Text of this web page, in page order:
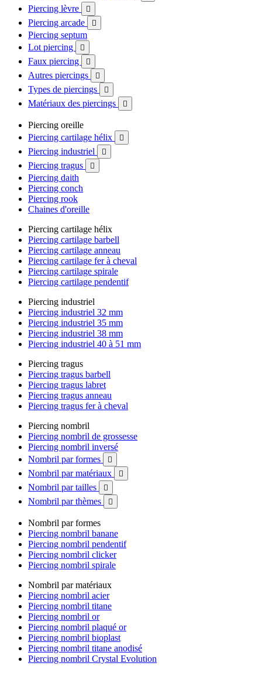
Piercing lèvre 
Piercing arcade 
Piercing septum
Lot piercing

Faux piercing 
Autres piercings 
Types de piercings 
Matériaux des piercings 
Piercing oreille
Piercing cartilage hélix

Piercing industriel 
Piercing tragus 
Piercing daith
Piercing conch
Piercing rook
Chaines d'oreille
Piercing cartilage hélix
Piercing cartilage barbell
Piercing cartilage anneau
Piercing cartilage fer à cheval
Piercing cartilage spirale
Piercing cartilage pendentif
Piercing industriel
Piercing industriel 32 mm
Piercing industriel 35 mm
Piercing industriel 38 mm
Piercing industriel 40 à 51 mm
Piercing tragus
Piercing tragus barbell
Piercing tragus labret
Piercing tragus anneau
Piercing tragus fer à cheval
Piercing nombril
Piercing nombril de grossesse
Piercing nombril inversé
Nombril par formes

Nombril par matériaux 
Nombril par tailles 
Nombril par thèmes 
Nombril par formes
Piercing nombril banane
Piercing nombril pendentif
Piercing nombril clicker
Piercing nombril spirale
Nombril par matériaux
Piercing nombril acier
Piercing nombril titane
Piercing nombril or
Piercing nombril plaqué or
Piercing nombril bioplast
Piercing nombril titane anodisé
Piercing nombril Crystal Evolution